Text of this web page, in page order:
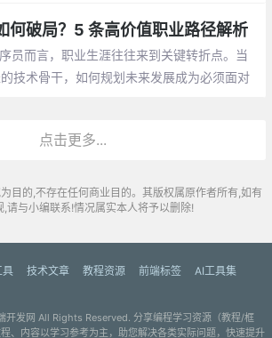
意什么呢？
何破局？5 条高价值职业路径解析
员而言，职业生涯往往来到关键转折点。当
技术骨干，如何规划未来发展成为必须面对
点击更多...
目的,不存在任何商业目的。其版权属原作者所有,如有
,请与小编联系!情况属实本人将予以删除!
具 技术文章 教程资源 前端标签
AI工具集